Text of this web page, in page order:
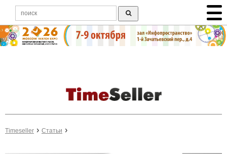
Timeseller Статьи